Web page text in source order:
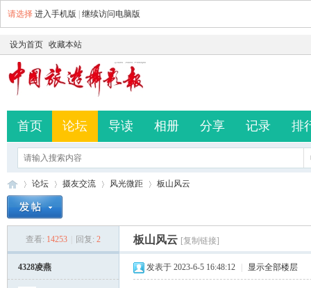
请选择 进入手机版 继续访问电脑版
设为首页 收藏本站
首页 论坛 导读 相册 分享 记录 排
论坛
›
摄友交流
›
风光微距
›
板山风云
查看: 14253 回复: 2 板山风云 [复制链接]
4328凌燕 发表于 2023-6-5 16:48:12 显示全部楼层